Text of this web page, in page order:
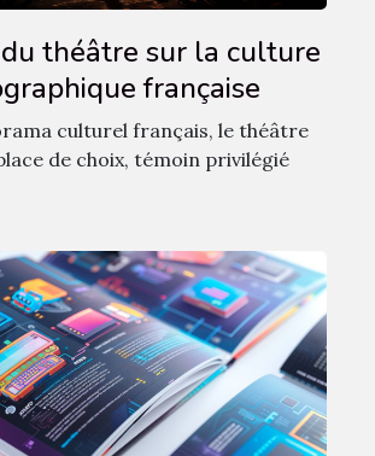
théâtre sur la culture
française
culturel français, le théâtre
de choix, témoin privilégié